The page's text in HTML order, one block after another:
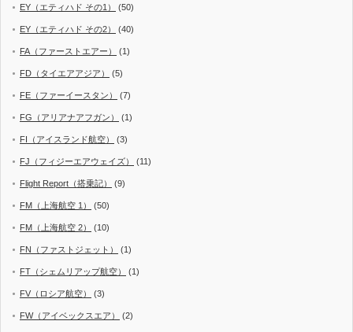
EY（エティハド その1） (50)
EY（エティハド その2） (40)
FA（ファーストエアー） (1)
FD（タイエアアジア） (5)
FE（ファーイースタン） (7)
FG（アリアナアフガン） (1)
FI（アイスランド航空） (3)
FJ（フィジーエアウェイズ） (11)
Flight Report（搭乗記） (9)
FM（上海航空 1） (50)
FM（上海航空 2） (10)
FN（ファストジェット） (1)
FT（シェムリアップ航空） (1)
FV（ロシア航空） (3)
FW（アイベックスエア） (2)